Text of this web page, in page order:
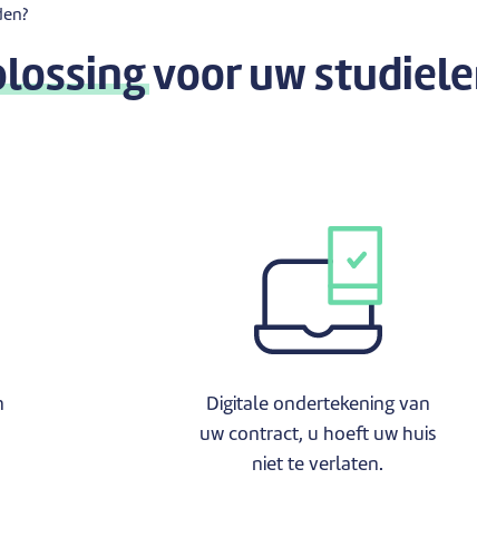
voor uw
Digitale ondertekening van
uw contract, u hoeft uw huis
niet te verlaten.